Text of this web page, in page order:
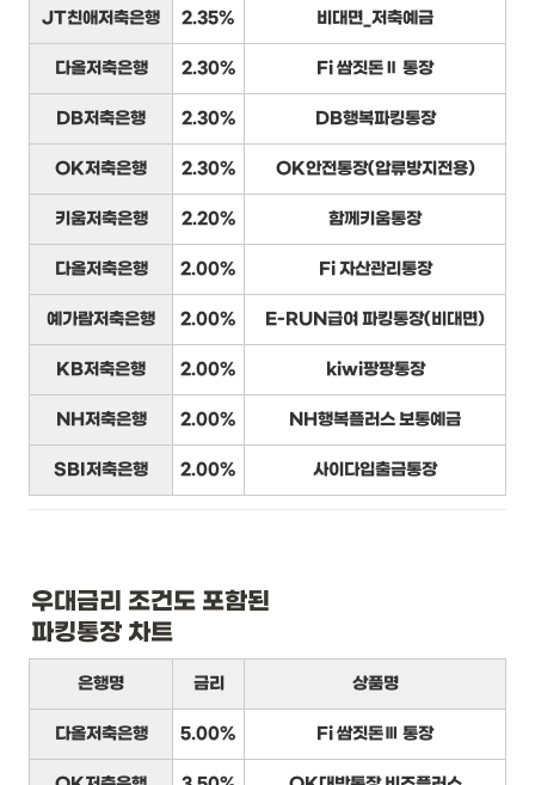
JT친애저축은행 2.35% 비대면_저축예금
다올저축은행 2.30% Fi 쌈짓돈Ⅱ 통장
DB저축은행 2.30% DB행복파킹통장
OK저축은행 2.30% OK안전통장(압류방지전용)
키움저축은행 2.20% 함께키움통장
다올저축은행 2.00% Fi 자산관리통장
예가람저축은행 2.00% E-RUN급여 파킹통장(비대면)
KB저축은행 2.00% kiwi팡팡통장
NH저축은행 2.00% NH행복플러스 보통예금
SBI저축은행 2.00% 사이다입출금통장
우대금리 조건도 포함된
파킹통장 차트
은행명 금리 상품명
다올저축은행 5.00% Fi 쌈짓돈Ⅲ 통장